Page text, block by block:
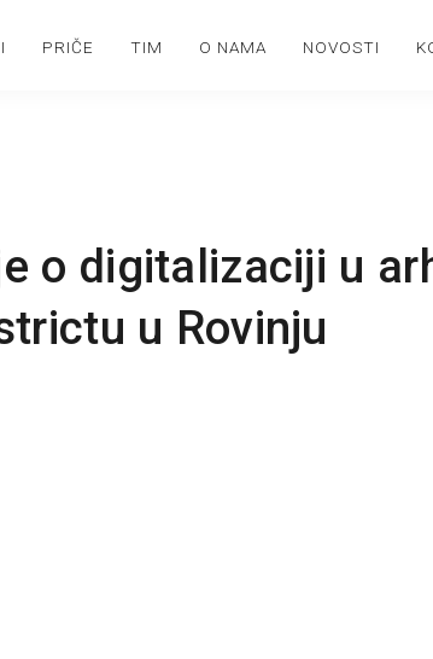
PRIČE TIM O NAMA NOVOSTI
o digitalizaciji u
u Rovinju